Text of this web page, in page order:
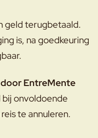
geld terugbetaald.
is, na goedkeuring
EntreMente
onvoldoende
te annuleren.